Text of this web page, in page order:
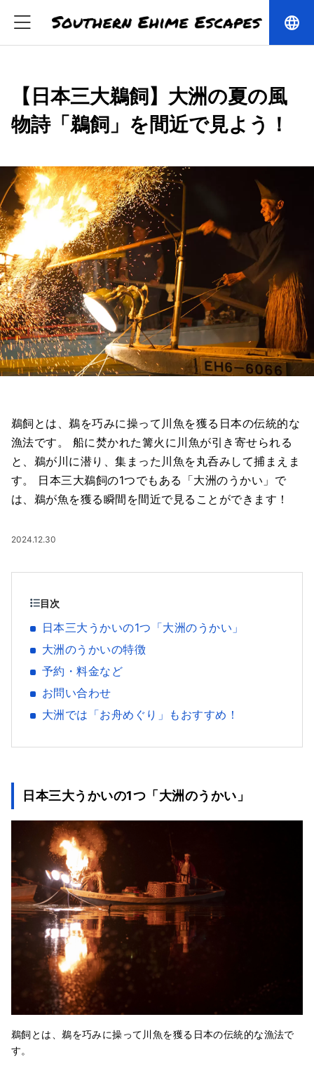
language
【日本三大鵜飼】大洲の夏の風
物詩「鵜飼」を間近で見よう！
鵜飼とは、鵜を巧みに操って川魚を獲る日本の伝統的な
漁法です。 船に焚かれた篝火に川魚が引き寄せられる
と、鵜が川に潜り、集まった川魚を丸呑みして捕まえま
す。 日本三大鵜飼の1つでもある「大洲のうかい」で
は、鵜が魚を獲る瞬間を間近で見ることができます！
2024.12.30
目次
日本三大うかいの1つ「大洲のうかい」
大洲のうかいの特徴
予約・料金など
お問い合わせ
大洲では「お舟めぐり」もおすすめ！
日本三大うかいの1つ「大洲のうかい」
鵜飼とは、鵜を巧みに操って川魚を獲る日本の伝統的な漁法で
す。